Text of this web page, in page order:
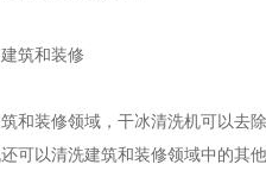
筑和装修
和装修领域，干冰清洗机可以去
可以清洗建筑和装修领域中的其